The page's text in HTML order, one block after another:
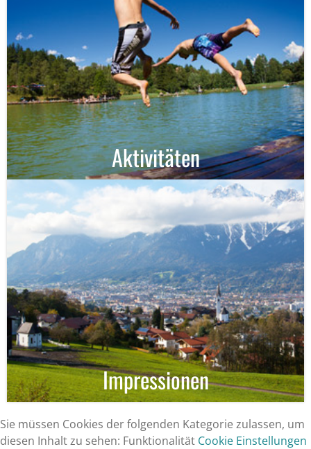
Aktivitäten
Impressionen
Sie müssen Cookies der folgenden Kategorie zulassen, um
diesen Inhalt zu sehen: Funktionalität Cookie Einstellungen